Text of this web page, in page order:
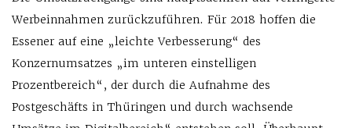
Werbeinnahmen zurückzuführen. Für 2018 hoffen die
Essener auf eine „leichte Verbesserung“ des
Konzernumsatzes „im unteren einstelligen
Prozentbereich“, der durch die Aufnahme des
Postgeschäfts in Thüringen und durch wachsende